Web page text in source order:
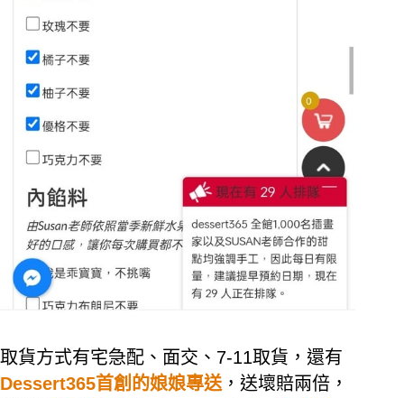
取貨方式有宅急配、面交、7-11取貨，還有
Dessert365首創的娘娘專送 ，送壞賠兩倍，